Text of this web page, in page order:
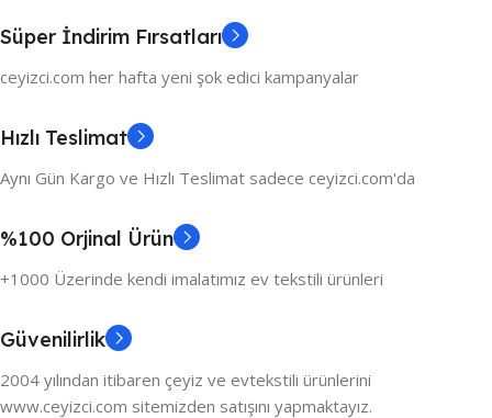
Süper İndirim Fırsatları
ceyizci.com her hafta yeni şok edici kampanyalar
Hızlı Teslimat
Aynı Gün Kargo ve Hızlı Teslimat sadece ceyizci.com'da
%100 Orjinal Ürün
+1000 Üzerinde kendi imalatımız ev tekstili ürünleri
Güvenilirlik
2004 yılından itibaren çeyiz ve evtekstili ürünlerini
www.ceyizci.com sitemizden satışını yapmaktayız.